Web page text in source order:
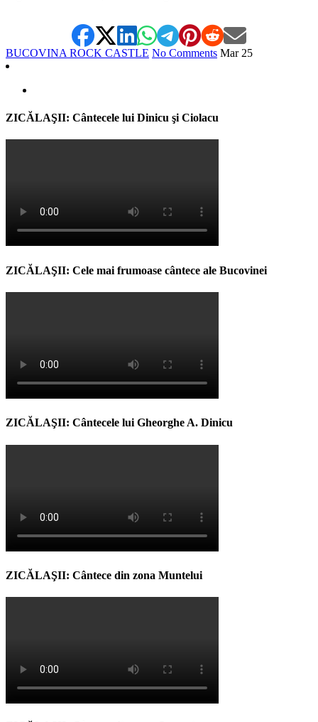
BUCOVINA ROCK CASTLE No Comments Mar 25
ZICĂLAŞII: Cântecele lui Dinicu şi Ciolacu
ZICĂLAŞII: Cele mai frumoase cântece ale Bucovinei
ZICĂLAŞII: Cântecele lui Gheorghe A. Dinicu
ZICĂLAŞII: Cântece din zona Muntelui